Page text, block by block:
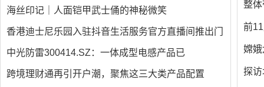
海丝印记｜人面铠甲武士俑的神秘微笑
香港迪士尼乐园入驻抖音生活服务官方直播间推出门
中光防雷300414.SZ：一体成型电感产品已
跨境理财通再引开户潮，聚焦这三大类产品配置
整
前
嫦
探